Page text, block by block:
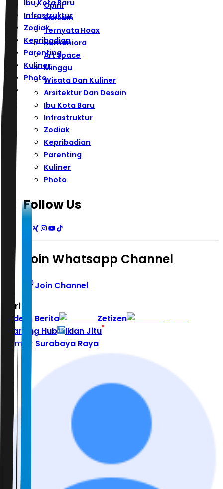
Ibu Kota Baru
Infrastruktur
Zodiak
Kepribadian
Parenting
Kuliner
Photo
Opini
Sisi Lain
Ternyata Hoax
Humaniora
Art Space
Minggu
Wisata Dan Kuliner
Arsitektur Dan Desain
Ibu Kota Baru
Infrastruktur
Zodiak
Kepribadian
Parenting
Kuliner
Photo
Follow Us
Join Whatsapp Channel
Join Channel
Hari ini
Indeks Berita
Zetizen
Learning Hub
Iklan Jitu
Home
Surabaya Raya